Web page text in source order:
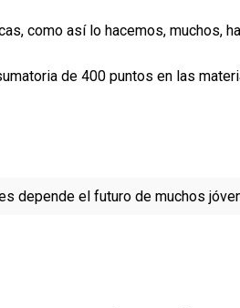
como así lo hacemos, muchos,
de 400 puntos en las
depende el futuro de muchos